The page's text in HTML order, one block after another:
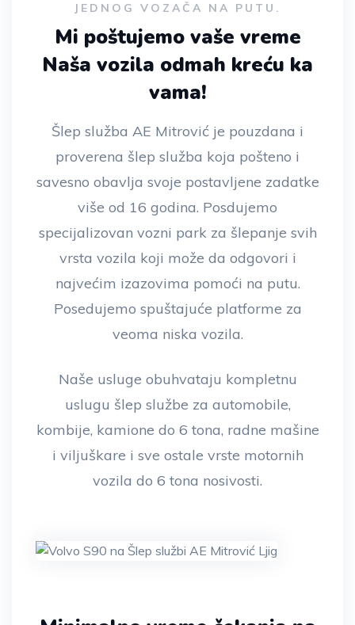
JEDNOG VOZAČA NA PUTU.
Mi poštujemo vaše vreme
Naša vozila odmah kreću ka
vama!
Šlep služba AE Mitrović je pouzdana i
proverena šlep služba koja pošteno i
savesno obavlja svoje postavljene zadatke
više od 16 godina. Posdujemo
specijalizovan vozni park za šlepanje svih
vrsta vozila koji može da odgovori i
najvećim izazovima pomoći na putu.
Posedujemo spuštajuće platforme za
veoma niska vozila.
Naše usluge obuhvataju kompletnu
uslugu šlep službe za automobile,
kombije, kamione do 6 tona, radne mašine
i viljuškare i sve ostale vrste motornih
vozila do 6 tona nosivosti.